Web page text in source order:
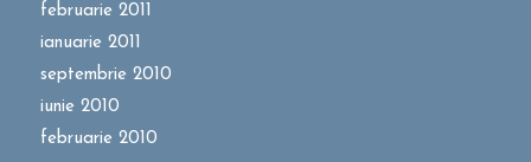
februarie 2011
ianuarie 2011
septembrie 2010
iunie 2010
februarie 2010